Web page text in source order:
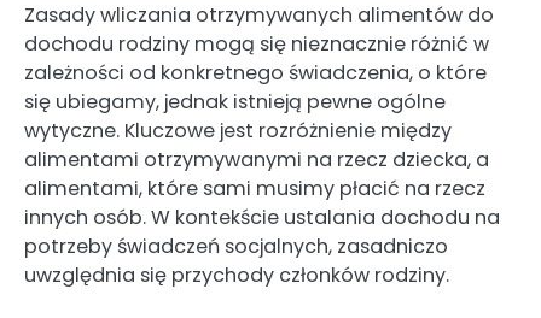
Zasady wliczania otrzymywanych alimentów do
dochodu rodziny mogą się nieznacznie różnić w
zależności od konkretnego świadczenia, o które
się ubiegamy, jednak istnieją pewne ogólne
wytyczne. Kluczowe jest rozróżnienie między
alimentami otrzymywanymi na rzecz dziecka, a
alimentami, które sami musimy płacić na rzecz
innych osób. W kontekście ustalania dochodu na
potrzeby świadczeń socjalnych, zasadniczo
uwzględnia się przychody członków rodziny.